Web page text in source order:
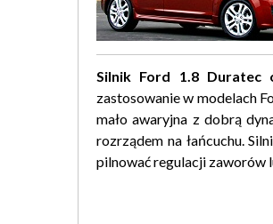
Silnik Ford 1.8 Duratec
zastosowanie w modelach
mało awaryjna z dobrą
rozrządem na łańcuchu.
pilnować regulacji